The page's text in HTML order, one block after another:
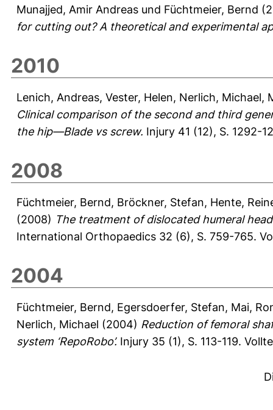
Munajjed, Amir Andreas und Füchtmeier, Bernd
for cutting out? A theoretical and experimental
2010
Lenich, Andreas, Vester, Helen, Nerlich, Michael,
Clinical comparison of the second and third
the hip—Blade vs screw. Injury 41 (12), S. 1292-
2008
Füchtmeier, Bernd, Bröckner, Stefan, Hente,
(2008) The treatment of dislocated humeral
International Orthopaedics 32 (6), S. 759-765.
2004
Füchtmeier, Bernd, Egersdoerfer, Stefan, Mai,
Nerlich, Michael (2004) Reduction of femoral
system ‘RepoRobo’. Injury 35 (1), S. 113-119.